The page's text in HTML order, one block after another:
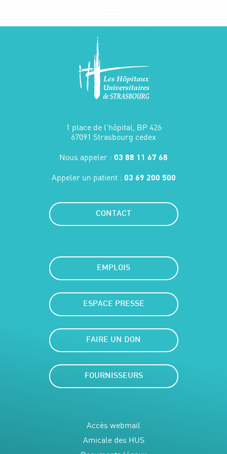
1 place de l'hôpital, BP 426
67091 Strasbourg cedex
Nous appeler : 03 88 11 67 68
Appeler un patient : 03 69 200 500
CONTACT
EMPLOIS
ESPACE PRESSE
FAIRE UN DON
FOURNISSEURS
Accès webmail
Amicale des HUS